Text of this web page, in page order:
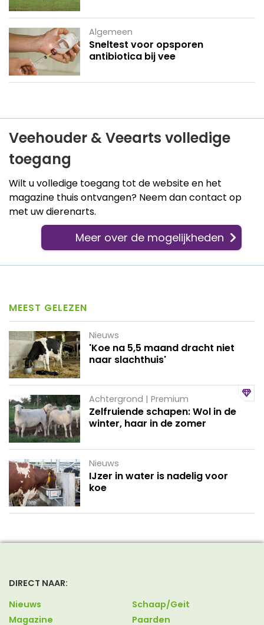
Algemeen
Sneltest voor opsporen
antibiotica bij vee
Veehouder & Veearts volledige
toegang
Wilt u volledige toegang tot de website en het
magazine thuis ontvangen? Neem dan contact op
met uw dierenarts.
Meer over de mogelijkheden
MEEST GELEZEN
Nieuws
'Koe na 5,5 maand dracht niet
naar slachthuis'
Achtergrond | Premium
Zelfruiende schapen: Wol in de
winter, haar in de zomer
Nieuws
IJzer in water is nadelig voor
koe
DIRECT NAAR:
Nieuws
Magazine
Schaap/Geit
Paarden